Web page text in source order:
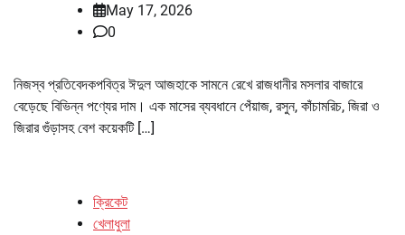
May 17, 2026
0
নিজস্ব প্রতিবেদকপবিত্র ঈদুল আজহাকে সামনে রেখে রাজধানীর মসলার বাজারে
বেড়েছে বিভিন্ন পণ্যের দাম। এক মাসের ব্যবধানে পেঁয়াজ, রসুন, কাঁচামরিচ, জিরা ও
জিরার গুঁড়াসহ বেশ কয়েকটি […]
ক্রিকেট
খেলাধুলা